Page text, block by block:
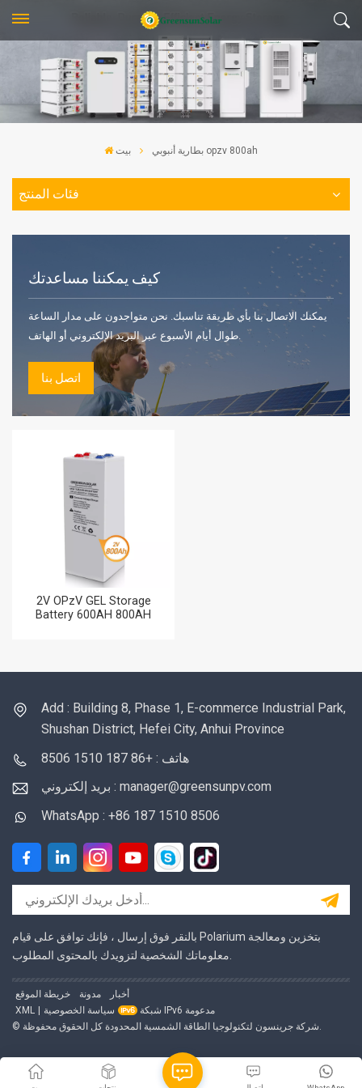
بيت بطارية أنبوبي opzv 800ah
فئات المنتج
كيف يمكننا مساعدتك
يمكنك الاتصال بنا بأي طريقة تناسبك. نحن متواجدون على مدار الساعة
طوال أيام الأسبوع عبر البريد الإلكتروني أو الهاتف.
اتصل بنا
2V OPzV GEL Storage
Battery 600AH 800AH
Add : Building 8, Phase 1, E-commerce Industrial Park,
Shushan District, Hefei City, Anhui Province
هاتف : +86 187 1510 8506
بريد إلكتروني : manager@greensunpv.com
WhatsApp : +86 187 1510 8506
بالنقر فوق إرسال ، فإنك توافق على قيام Polarium بتخزين ومعالجة
خريطة الموقع مدونة
أخبار
XML | سياسة الخصوصية
شبكة IPv6 مدعومة
© شركة جرينسون لتكنولوجيا الطاقة الشمسية المحدودة كل الحقوق محفوظة.